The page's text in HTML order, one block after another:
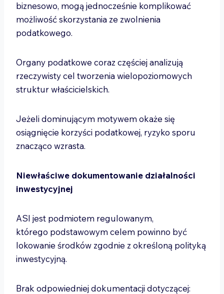
biznesowo, mogą jednocześnie komplikować
możliwość skorzystania ze zwolnienia
podatkowego.
Organy podatkowe coraz częściej analizują
rzeczywisty cel tworzenia wielopoziomowych
struktur właścicielskich.
Jeżeli dominującym motywem okaże się
osiągnięcie korzyści podatkowej, ryzyko sporu
znacząco wzrasta.
Niewłaściwe dokumentowanie działalności
inwestycyjnej
ASI jest podmiotem regulowanym,
którego podstawowym celem powinno być
lokowanie środków zgodnie z określoną polityką
inwestycyjną.
Brak odpowiedniej dokumentacji dotyczącej: